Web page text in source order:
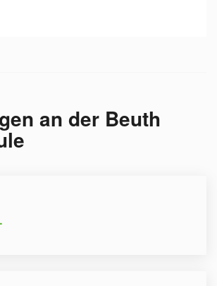
an der Beuth